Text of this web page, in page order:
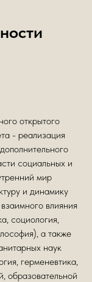
открытого
- реализация
социальных и
мир
и динамику
влияния
социология,
а также
наук
герменевтика,
образовательной